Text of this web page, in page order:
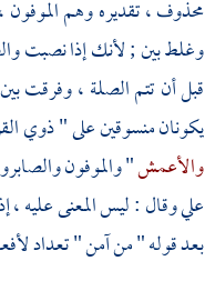
محذوف ، تقديره وهم الموفون
وغلط بين ; لأنك إذا نصبت
قبل أن تتم الصلة ، وفرقت
يكونان منسوقين على " ذوي
والأعمش" والموفون
عليوقال : ليس المعنى عليه ،
بعد قوله " من آمن " تعداد